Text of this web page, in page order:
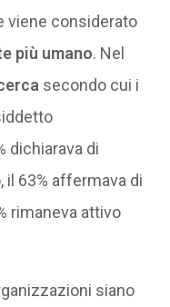
viene considerato
più umano. Nel
secondo cui i
dichiarava di
il 63% affermava di
rimaneva attivo
siano